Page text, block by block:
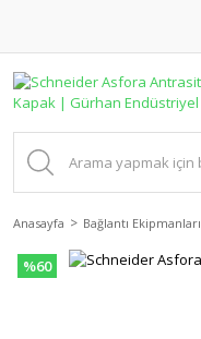
Anasayfa Bağlantı Ekipmanları
%60